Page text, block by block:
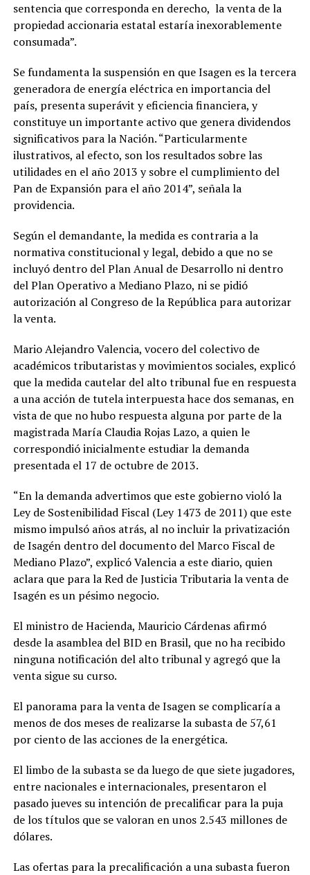
sentencia que corresponda en derecho, la venta de la
propiedad accionaria estatal estaría inexorablemente
consumada”.
Se fundamenta la suspensión en que Isagen es la tercera
generadora de energía eléctrica en importancia del
país, presenta superávit y eficiencia financiera, y
constituye un importante activo que genera dividendos
significativos para la Nación. “Particularmente
ilustrativos, al efecto, son los resultados sobre las
utilidades en el año 2013 y sobre el cumplimiento del
Pan de Expansión para el año 2014”, señala la
providencia.
Según el demandante, la medida es contraria a la
normativa constitucional y legal, debido a que no se
incluyó dentro del Plan Anual de Desarrollo ni dentro
del Plan Operativo a Mediano Plazo, ni se pidió
autorización al Congreso de la República para autorizar
la venta.
Mario Alejandro Valencia, vocero del colectivo de
académicos tributaristas y movimientos sociales, explicó
que la medida cautelar del alto tribunal fue en respuesta
a una acción de tutela interpuesta hace dos semanas, en
vista de que no hubo respuesta alguna por parte de la
magistrada María Claudia Rojas Lazo, a quien le
correspondió inicialmente estudiar la demanda
presentada el 17 de octubre de 2013.
“En la demanda advertimos que este gobierno violó la
Ley de Sostenibilidad Fiscal (Ley 1473 de 2011) que este
mismo impulsó años atrás, al no incluir la privatización
de Isagén dentro del documento del Marco Fiscal de
Mediano Plazo”, explicó Valencia a este diario, quien
aclara que para la Red de Justicia Tributaria la venta de
Isagén es un pésimo negocio.
El ministro de Hacienda, Mauricio Cárdenas afirmó
desde la asamblea del BID en Brasil, que no ha recibido
ninguna notificación del alto tribunal y agregó que la
venta sigue su curso.
El panorama para la venta de Isagen se complicaría a
menos de dos meses de realizarse la subasta de 57,61
por ciento de las acciones de la energética.
El limbo de la subasta se da luego de que siete jugadores,
entre nacionales e internacionales, presentaron el
pasado jueves su intención de precalificar para la puja
de los títulos que se valoran en unos 2.543 millones de
dólares.
Las ofertas para la precalificación a una subasta fueron